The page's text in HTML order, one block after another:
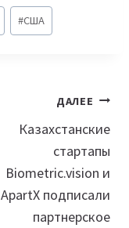
#США
ДАЛЕЕ
Казахстанские
стартапы
Biometric.vision и
ApartX подписали
партнерское